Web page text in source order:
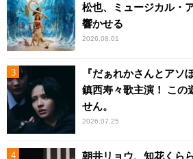
松也、ミュージカル・
響かせる
2026.08.01
『だぁれかさんとアソ
鎮西寿々歌主演！ この
せん。
2026.07.25
朝井リョウ、知花くら